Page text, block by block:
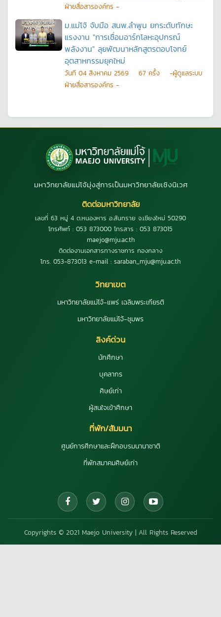
ฝ่ายสื่อสารองค์กร -
ม.แม่โจ้ จับมือ สนพ.ลำพูน ยกระดับทักษะ
แรงงาน "การเชื่อมอาร์กโลหะอุปกรณ์
พลังงาน" ลุยพัฒนาหลักสูตรตอบโจทย์
อุตสาหกรรมยุคใหม่
วันที 04 สิงหาคม 2569 67 ครั้ง
-ผู้ดูแลระบบ
ฝ่ายสื่อสารองค์กร -
มหาวิทยาลัยแม่โจ้มุ่งสู่การเป็นมหาวิทยาลัยเชิงนิเวศ
ติดต่อมหาวิทยาลัย
เลขที่ 63 หมู่ 4 ต.หนองหาร อ.สันทราย จ.เชียงใหม่ 50290
โทรศัพท์ : 053 873000 โทรสาร : 053 873015
maejo@mju.ac.th
ติดต่องานเอกสารทางราชการ กองกลาง
โทร. 053-873013 e-mail : saraban_mju@mju.ac.th
วิทยาเขต
มหาวิทยาลัยแม่โจ้-แพร่ เฉลิมพระเกียรติ
มหาวิทยาลัยแม่โจ้-ชุมพร
ลิงค์ด่วน
นักศึกษา
บุคลากร
ศิษย์เก่า
ผู้สนใจเข้าศึกษา
ที่พัก/สัมมนา
ศูนย์การศึกษาและฝึกอบรมนานาชาติ
ที่พักสมาคมศิษย์เก่า
Copyrights © 2021 Maejo University | All Rights Reserved